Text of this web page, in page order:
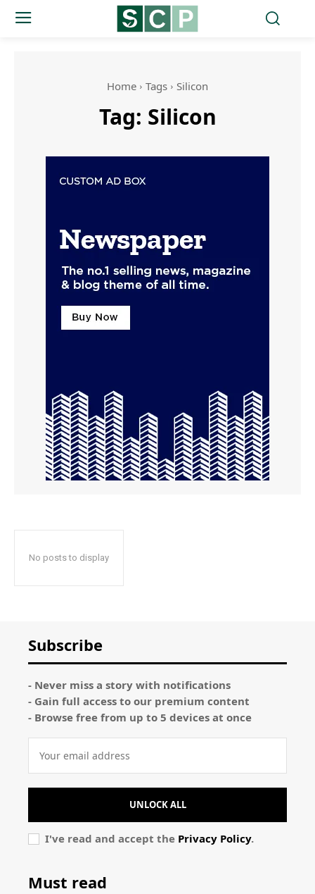
Home Tags Silicon
Tag: Silicon
No posts to display
Subscribe
- Never miss a story with notifications
- Gain full access to our premium content
- Browse free from up to 5 devices at once
UNLOCK ALL
I've read and accept the Privacy Policy.
Must read